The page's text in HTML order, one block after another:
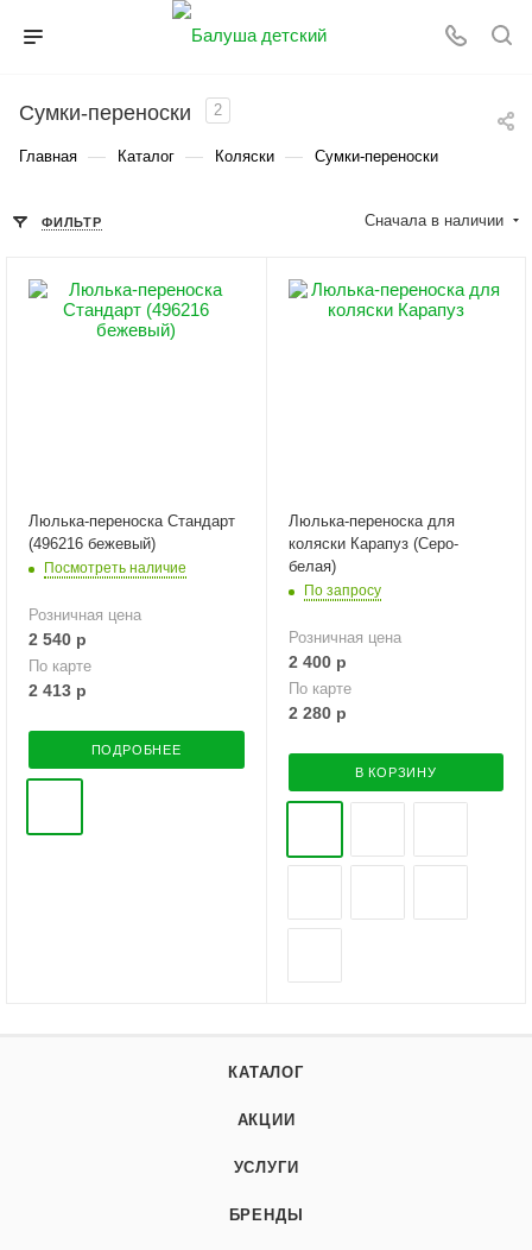
Сумки-переноски 2
Главная — Каталог — Коляски — Сумки-переноски
ФИЛЬТР Сначала в наличии
Люлька-переноска Стандарт
(496216 бежевый)
Посмотреть наличие
Розничная цена
2 540 р
По карте
2 413 р
ПОДРОБНЕЕ
Люлька-переноска для
коляски Карапуз (Серо-
белая)
По запросу
Розничная цена
2 400р
По карте
2 280р
В КОРЗИНУ
КАТАЛОГ
АКЦИИ
УСЛУГИ
БРЕНДЫ